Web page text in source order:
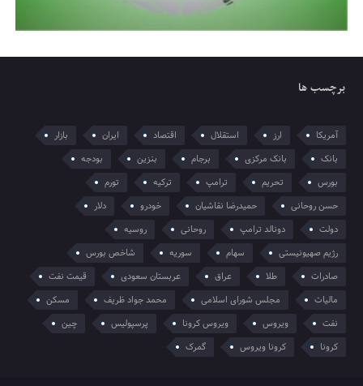
برچسب ها
آمریکا ارز استقلال اقتصاد ایران
بازار
بانک
بانک مرکزی برجام بنزین
بودجه
بورس
تحریم ترامپ ترکیه
تورم
حسن روحانی
حمیدرضا نقاشیان خودرو
دلار
دولت
دونالد ترامپ روحانی
روسیه
رژیم صهیونیستی
سهام سوریه
شاخص بورس
صادرات
طلا عراق عربستان سعودی
قیمت نفت
مالیات
مجلس شورای اسلامی محمد جواد ظریف
مسکن
نفت
ویروس ویروس کرونا پرسپولیس
چین
کرونا
کرونا ویروس گمرک